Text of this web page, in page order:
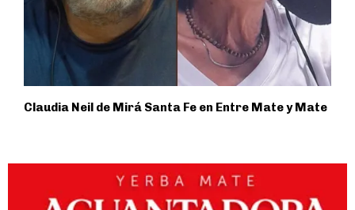
Claudia Neil de Mirá Santa Fe en Entre Mate y Mate